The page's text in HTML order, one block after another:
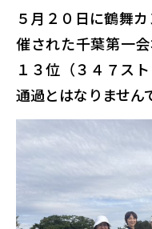
５月２０日に鶴舞
催された千葉第一
１３位（３４７ス
通過とはなりません